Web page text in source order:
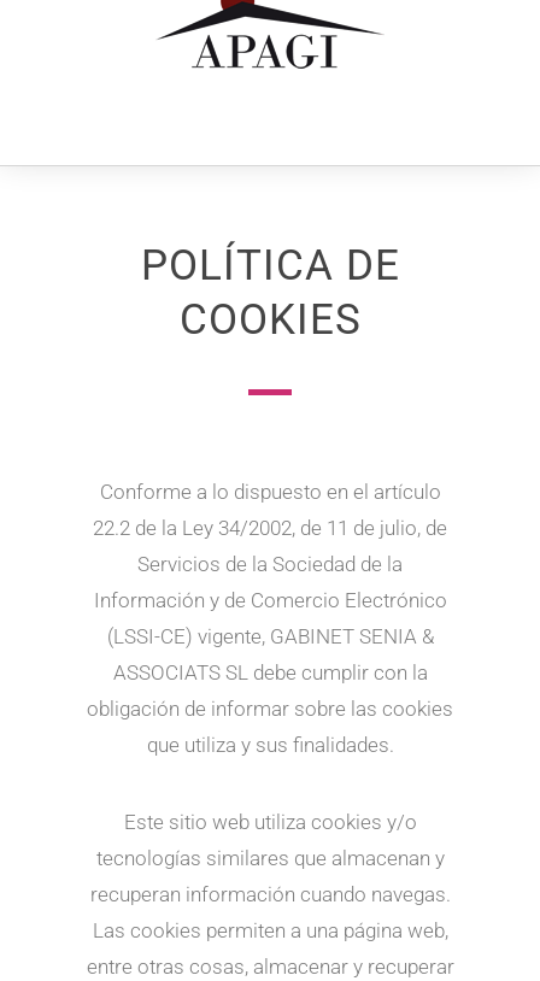
POLÍTICA DE
COOKIES
Conforme a lo dispuesto en el artículo
22.2 de la Ley 34/2002, de 11 de julio, de
Servicios de la Sociedad de la
Información y de Comercio Electrónico
(LSSI-CE) vigente, GABINET SENIA &
ASSOCIATS SL debe cumplir con la
obligación de informar sobre las cookies
que utiliza y sus finalidades.
Este sitio web utiliza cookies y/o
tecnologías similares que almacenan y
recuperan información cuando navegas.
Las cookies permiten a una página web,
entre otras cosas, almacenar y recuperar